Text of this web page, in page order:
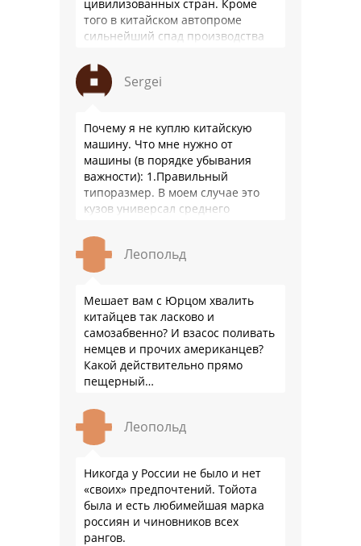
цивилизованных стран. Кроме
того в китайском автопроме
сильнейший спад производства
почти все китайские
производители работают …
Sergei
Почему я не куплю китайскую
машину. Что мне нужно от
машины (в порядке убывания
важности): 1.Правильный
типоразмер. В моем случае это
кузов универсал среднего
быть уверенным, что она меня
везде довезет и …
Леопольд
Мешает вам с Юрцом хвалить
китайцев так ласково и
самозабвенно? И взасос поливать
немцев и прочих американцев?
Какой действительно прямо
пещерный…
Леопольд
Никогда у России не было и нет
«своих» предпочтений. Тойота
была и есть любимейшая марка
россиян и чиновников всех
рангов.